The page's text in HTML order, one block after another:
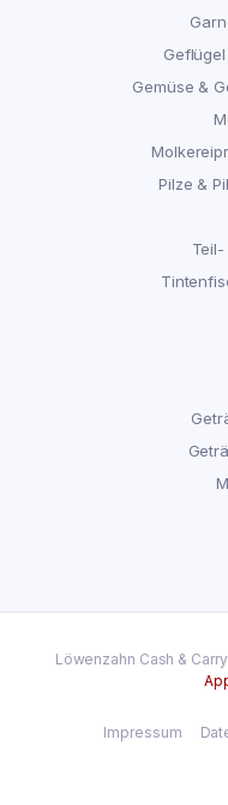
Gemüse &
Pilze &
Löwenzahn Cash &
Impressum